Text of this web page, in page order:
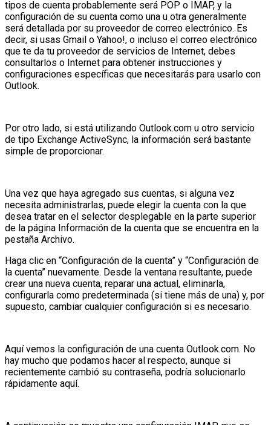
tipos de cuenta probablemente será POP o IMAP, y la
configuración de su cuenta como una u otra generalmente
será detallada por su proveedor de correo electrónico. Es
decir, si usas Gmail o Yahoo!, o incluso el correo electrónico
que te da tu proveedor de servicios de Internet, debes
consultarlos o Internet para obtener instrucciones y
configuraciones específicas que necesitarás para usarlo con
Outlook.
Por otro lado, si está utilizando Outlook.com u otro servicio
de tipo Exchange ActiveSync, la información será bastante
simple de proporcionar.
Una vez que haya agregado sus cuentas, si alguna vez
necesita administrarlas, puede elegir la cuenta con la que
desea tratar en el selector desplegable en la parte superior
de la página Información de la cuenta que se encuentra en la
pestaña Archivo.
Haga clic en “Configuración de la cuenta” y “Configuración de
la cuenta” nuevamente. Desde la ventana resultante, puede
crear una nueva cuenta, reparar una actual, eliminarla,
configurarla como predeterminada (si tiene más de una) y, por
supuesto, cambiar cualquier configuración si es necesario.
Aquí vemos la configuración de una cuenta Outlook.com. No
hay mucho que podamos hacer al respecto, aunque si
recientemente cambió su contraseña, podría solucionarlo
rápidamente aquí.